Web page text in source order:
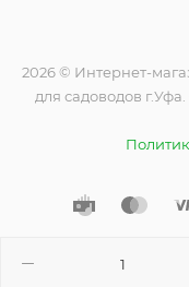
2026 © Интернет-
для садоводов